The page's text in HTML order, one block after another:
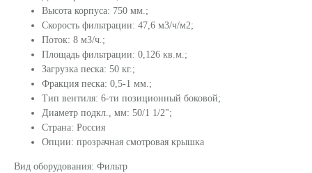
Высота корпуса: 750 мм.;
Скорость фильтрации: 47,6 м3/ч/м2;
Поток: 8 м3/ч.;
Площадь фильтрации: 0,126 кв.м.;
Загрузка песка: 50 кг.;
Фракция песка: 0,5-1 мм.;
Тип вентиля: 6-ти позиционный боковой;
Диаметр подкл., мм: 50/1 1/2";
Страна: Россия
Опции: прозрачная смотровая крышка
Вид оборудования: Фильтр